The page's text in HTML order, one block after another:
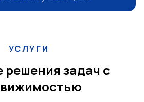
УСЛУГИ
решения задач с